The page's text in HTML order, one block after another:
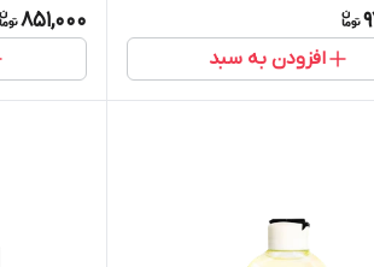
افزودن به سبد
851,000